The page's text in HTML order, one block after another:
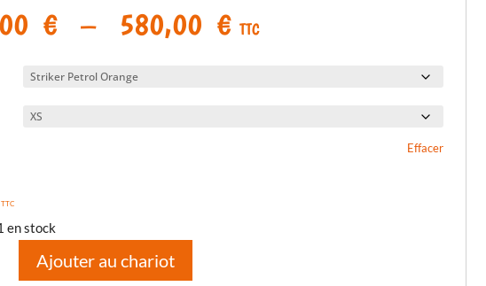
€ – 580,00 €Plage
de
TTC
Effacer
TTC
en stock
Ajouter au chariot